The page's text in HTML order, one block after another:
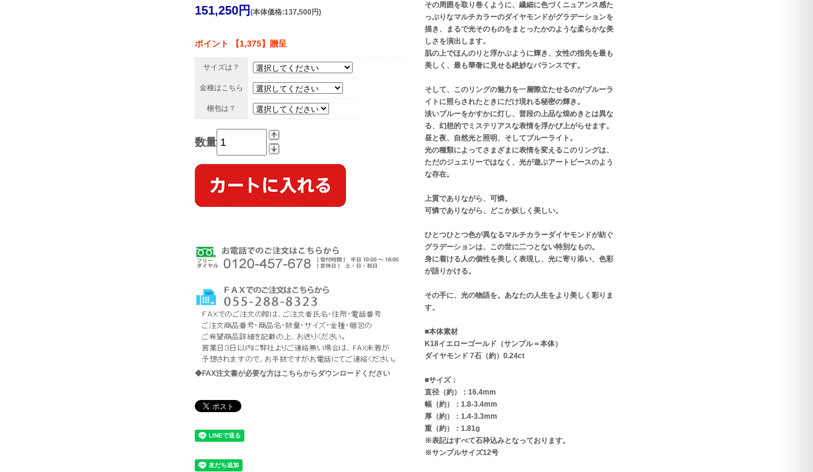
その周囲を取り巻くように、繊細に色づくニュアンス感た
っぷりなマルチカラーのダイヤモンドがグラデーションを
描き、まるで光そのものをまとったかのような柔らかな美
しさを演出します。
肌の上でほんのりと浮かぶように輝き、女性の指先を最も
美しく、最も華奢に見せる絶妙なバランスです。
そして、このリングの魅力を一層際立たせるのがブルーラ
イトに照らされたときにだけ現れる秘密の輝き。
淡いブルーをかすかに灯し、普段の上品な煌めきとは異な
る、幻想的でミステリアスな表情を浮かび上がらせます。
昼と夜、自然光と照明、そしてブルーライト。
光の種類によってさまざまに表情を変えるこのリングは、
ただのジュエリーではなく、光が遊ぶアートピースのよう
な存在。
上質でありながら、可憐。
可憐でありながら、どこか妖しく美しい。
ひとつひとつ色が異なるマルチカラーダイヤモンドが紡ぐ
グラデーションは、この世に二つとない特別なもの。
身に着ける人の個性を美しく表現し、光に寄り添い、色彩
が語りかける。
その手に、光の物語を。あなたの人生をより美しく彩りま
す。
■本体素材
K18イエローゴールド（サンプル＝本体）
ダイヤモンド 7石（約）0.24ct
■サイズ：
直径（約）：16.4mm
幅（約）：1.8-3.4mm
厚（約）：1.4-3.3mm
重（約）：1.81g
※表記はすべて石枠込みとなっております。
※サンプルサイズ12号
151,250円 (本体価格:137,500円)
ポイント 【1,375】贈呈
サイズは？
金種はこちら
梱包は？
数量
◆FAX注文書が必要な方はこちらからダウンロードください